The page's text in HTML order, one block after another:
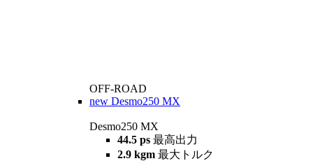
OFF-ROAD
new Desmo250 MX
Desmo250 MX
44.5 ps 最高出力
2.9 kgm 最大トルク